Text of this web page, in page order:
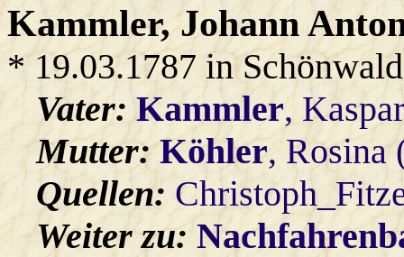
Kammler, Johann
* 19.03.1787 in
Vater:Kammler, Kaspar
Mutter:Köhler, Rosina
Quellen:
Weiter zu: